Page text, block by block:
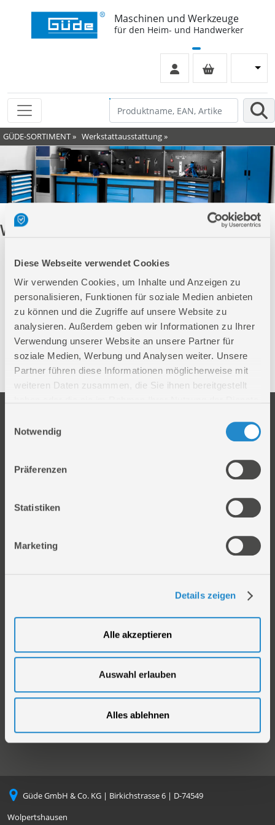
Diese Webseite verwendet Cookies
Wir verwenden Cookies, um Inhalte und Anzeigen zu
personalisieren, Funktionen für soziale Medien anbieten
zu können und die Zugriffe auf unsere Website zu
analysieren. Außerdem geben wir Informationen zu Ihrer
Verwendung unserer Website an unsere Partner für
soziale Medien, Werbung und Analysen weiter. Unsere
Partner führen diese Informationen möglicherweise mit
weiteren Daten zusammen, die Sie ihnen bereitgestellt
Notwendig
Präferenzen
Statistiken
Marketing
Details zeigen
Alle akzeptieren
Auswahl erlauben
Alles ablehnen
Maschinen und Werkzeuge
für den Heim- und Handwerker
GÜDE-SORTIMENT» Werkstattausstattung»
Werkstattwagen
Werkstattwagen-Sets
Zubehör
Firmengeschichte
Werksverkauf
Autorisierter Internetpartner
Offene Stellen
Ersatzteil Online-Shop
Servicepartner-International
Rückgabe gekaufter Artikel
Kataloge
Neuheiten
Impressum
Versandarten
Zahlungsarten
Datenschutz
Cookie-Einstellungen
Güde GmbH & Co. KG | Birkichstrasse 6 | D-74549
Wolpertshausen